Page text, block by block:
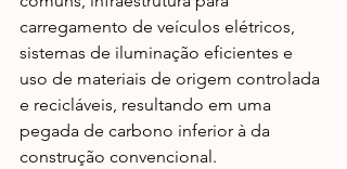
carregamento de veículos elétricos,
sistemas de iluminação eficientes e
uso de materiais de origem controlada
e recicláveis, resultando em uma
pegada de carbono inferior à da
construção convencional.